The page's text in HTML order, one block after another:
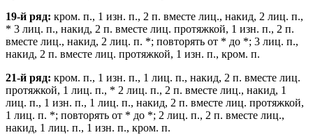
19-й ряд: кром. п., 1 изн. п., 2 п. вместе лиц., накид, 2 лиц. п.,
* 3 лиц. п., накид, 2 п. вместе лиц. протяжкой, 1 изн. п., 2 п.
вместе лиц., накид, 2 лиц. п. *; повторять от * до *; 3 лиц. п.,
накид, 2 п. вместе лиц. протяжкой, 1 изн. п., кром. п.
21-й ряд: кром. п., 1 изн. п., 1 лиц. п., накид, 2 п. вместе лиц.
протяжкой, 1 лиц. п., * 2 лиц. п., 2 п. вместе лиц., накид, 1
лиц. п., 1 изн. п., 1 лиц. п., накид, 2 п. вместе лиц. протяжкой,
1 лиц. п. *; повторять от * до *; 2 лиц. п., 2 п. вместе лиц.,
накид, 1 лиц. п., 1 изн. п., кром. п.